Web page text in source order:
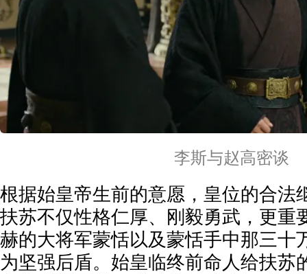
李斯与赵高密谈
根据始皇帝生前的意愿，皇位的合法
扶苏不仅性格仁厚、刚毅勇武，更重
赫的大将军蒙恬以及蒙恬手中那三十
为坚强后盾。始皇临终前命人给扶苏